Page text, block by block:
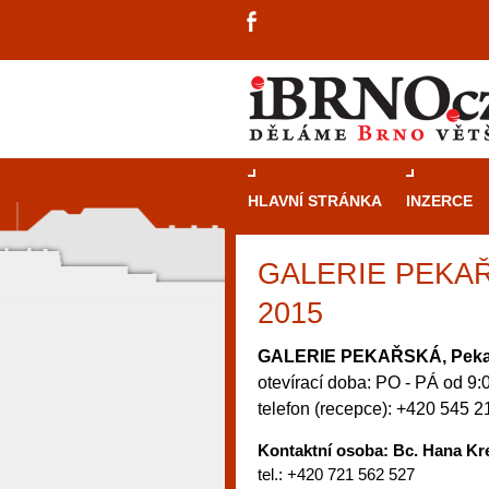
HLAVNÍ STRÁNKA INZERCE
GALERIE
2015
GALERIE PEKAŘSKÁ,
otevírací doba: PO - PÁ od
telefon (recepce): +420 545
Kontaktní osoba: Bc. Hana
tel.: +420 721 562 527
návštěvníky, tak pro příležitostné